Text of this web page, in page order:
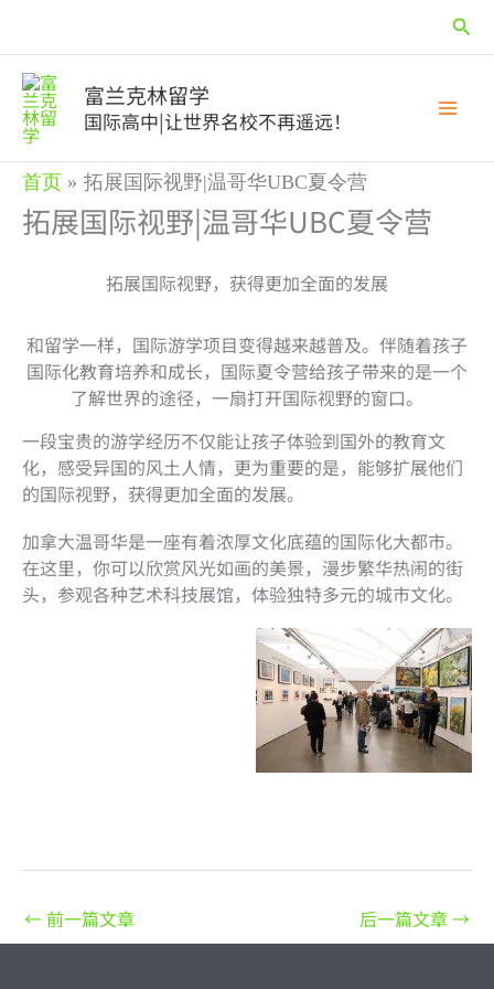
内
搜
索
富兰克林留学
国际高中|让世界名校不再遥远！
首页 拓展国际视野|温哥华UBC夏令营
拓展国际视野|温哥华UBC夏令营
拓展国际视野，获得更加全面的发展
和留学一样，国际游学项目变得越来越普及。伴随着孩子
国际化教育培养和成长，国际夏令营给孩子带来的是一个
了解世界的途径，一扇打开国际视野的窗口。
一段宝贵的游学经历不仅能让孩子体验到国外的教育文
化，感受异国的风土人情，更为重要的是，能够扩展他们
的国际视野，获得更加全面的发展。
加拿大温哥华是一座有着浓厚文化底蕴的国际化大都市。
在这里，你可以欣赏风光如画的美景，漫步繁华热闹的街
头，参观各种艺术科技展馆，体验独特多元的城市文化。
←前一篇文章 后一篇文章→